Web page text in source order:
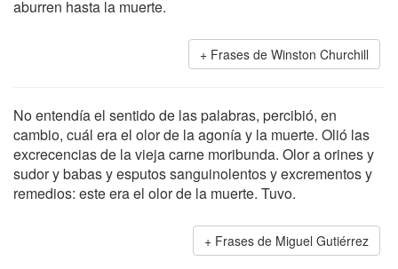
aburren hasta la muerte.
Frases de Winston Churchill
No entendía el sentido de las palabras, percibió, en
cambio, cuál era el olor de la agonía y la muerte. Olió las
excrecencias de la vieja carne moribunda. Olor a orines y
sudor y babas y esputos sanguinolentos y excrementos y
remedios: este era el olor de la muerte. Tuvo.
Frases de Miguel Gutiérrez